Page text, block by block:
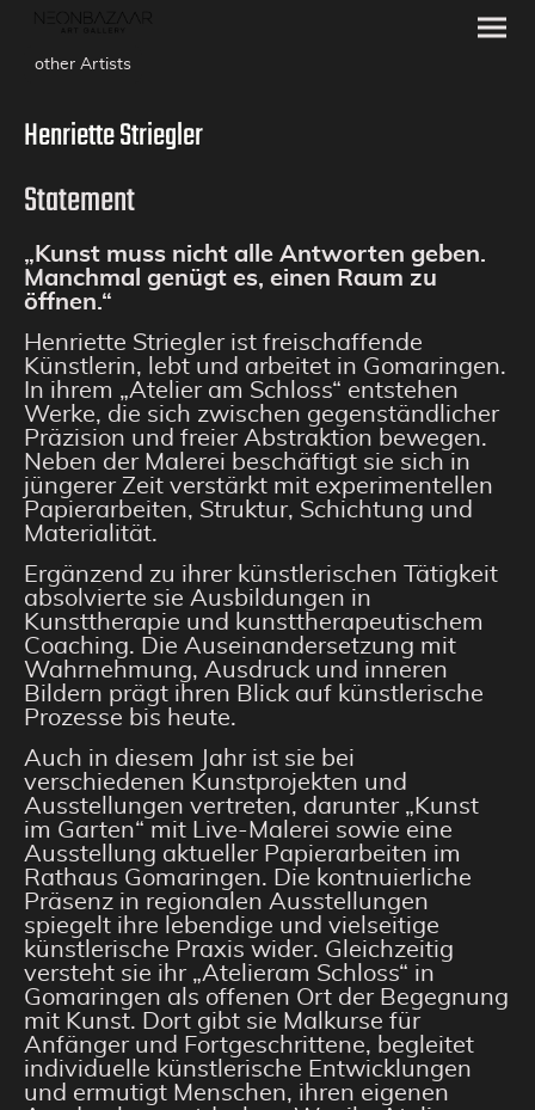
other Artists
Henriette Striegler
Statement
„Kunst muss nicht alle Antworten geben.
Manchmal genügt es, einen Raum zu
öffnen.“
Henriette Striegler ist freischaffende
Künstlerin, lebt und arbeitet in Gomaringen.
In ihrem „Atelier am Schloss“ entstehen
Werke, die sich zwischen gegenständlicher
Präzision und freier Abstraktion bewegen.
Neben der Malerei beschäftigt sie sich in
jüngerer Zeit verstärkt mit experimentellen
Papierarbeiten, Struktur, Schichtung und
Materialität.
Ergänzend zu ihrer künstlerischen Tätigkeit
absolvierte sie Ausbildungen in
Kunsttherapie und kunsttherapeutischem
Coaching. Die Auseinandersetzung mit
Wahrnehmung, Ausdruck und inneren
Bildern prägt ihren Blick auf künstlerische
Prozesse bis heute.
Auch in diesem Jahr ist sie bei
verschiedenen Kunstprojekten und
Ausstellungen vertreten, darunter „Kunst
im Garten“ mit Live-Malerei sowie eine
Ausstellung aktueller Papierarbeiten im
Rathaus Gomaringen. Die kontnuierliche
Präsenz in regionalen Ausstellungen
spiegelt ihre lebendige und vielseitige
künstlerische Praxis wider. Gleichzeitig
versteht sie ihr „Atelieram Schloss“ in
Gomaringen als offenen Ort der Begegnung
mit Kunst. Dort gibt sie Malkurse für
Anfänger und Fortgeschrittene, begleitet
individuelle künstlerische Entwicklungen
und ermutigt Menschen, ihren eigenen